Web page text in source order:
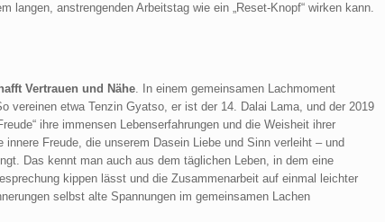
langen, anstrengenden Arbeitstag wie ein „Reset-Knopf“ wirken kann.
Vertrauen und Nähe . In einem gemeinsamen Lachmoment
vereinen etwa Tenzin Gyatso, er ist der 14. Dalai Lama, und der 2019
ihre immensen Lebenserfahrungen und die Weisheit ihrer
Freude, die unserem Dasein Liebe und Sinn verleiht – und
Das kennt man auch aus dem täglichen Leben, in dem eine
kippen lässt und die Zusammenarbeit auf einmal leichter
selbst alte Spannungen im gemeinsamen Lachen